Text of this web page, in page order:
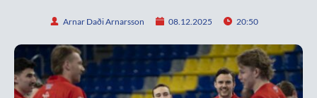
Arnar Daði Arnarsson 08.12.2025 20:50